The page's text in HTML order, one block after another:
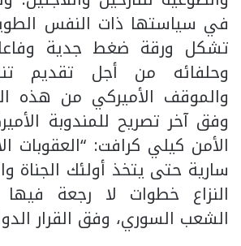
في سياستها ذات النفس
تشكل ورقة ضغط جدية
وحلفائه من أجل تقديم
والموقف الأميركي من هذه
وفق آخر تصريح للمندوبة
الأمن كيلي كرافت: “العقوبات
سارية حتى يتخذ أولئك الجناة
النزاع خطوات لا رجعة فيها
الشعب السوري، وفق القرار الدولي